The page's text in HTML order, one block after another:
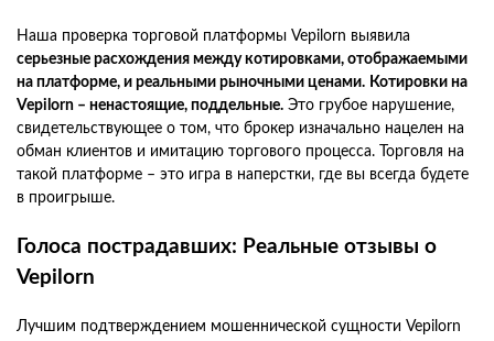
Наша проверка торговой платформы Vepilorn выявила
серьезные расхождения между котировками, отображаемыми
на платформе, и реальными рыночными ценами. Котировки на
Vepilorn – ненастоящие, поддельные. Это грубое нарушение,
свидетельствующее о том, что брокер изначально нацелен на
обман клиентов и имитацию торгового процесса. Торговля на
такой платформе – это игра в наперстки, где вы всегда будете
в проигрыше.
Голоса пострадавших: Реальные отзывы о
Vepilorn
Лучшим подтверждением мошеннической сущности Vepilorn